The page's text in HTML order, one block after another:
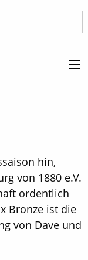
hin,
von 1880 e.V.
ordentlich
Bronze ist die
von Dave und